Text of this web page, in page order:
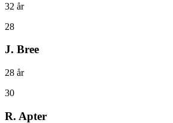
32 år
28
J. Bree
28 år
30
R. Apter